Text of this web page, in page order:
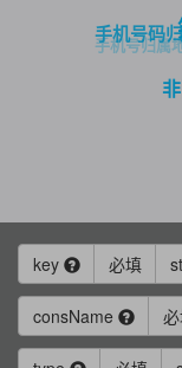
手机号码
手机号归属
key 必填
consName